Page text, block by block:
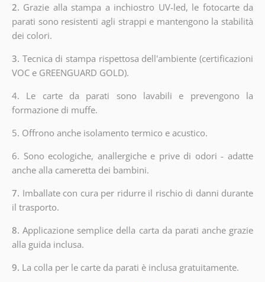
2. Grazie alla stampa a inchiostro UV-led, le fotocarte da
parati sono resistenti agli strappi e mantengono la stabilità
dei colori.
3. Tecnica di stampa rispettosa dell'ambiente (certificazioni
VOC e GREENGUARD GOLD).
4. Le carte da parati sono lavabili e prevengono la
formazione di muffe.
5. Offrono anche isolamento termico e acustico.
6. Sono ecologiche, anallergiche e prive di odori - adatte
anche alla cameretta dei bambini.
7. Imballate con cura per ridurre il rischio di danni durante
il trasporto.
8.Applicazione semplice della carta da parati anche grazie
alla guida inclusa.
9. La colla per le carte da parati è inclusa gratuitamente.